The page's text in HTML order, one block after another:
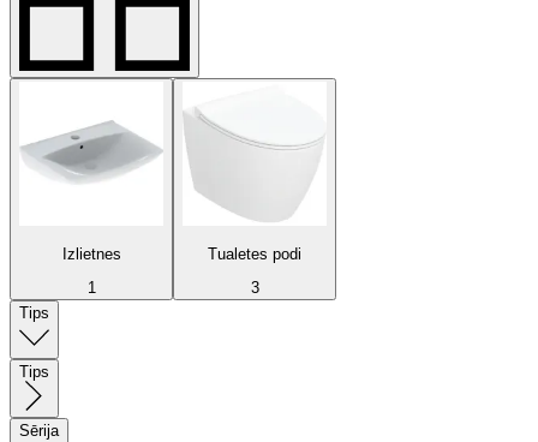
Izlietnes
1
Tualetes podi
3
Tips
Tips
Sērija